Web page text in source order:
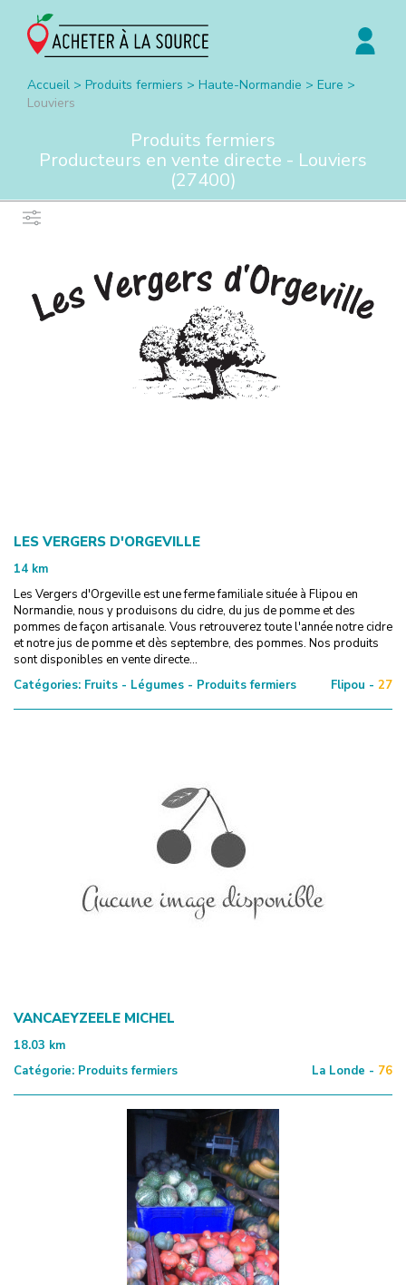
Accueil > Produits fermiers > Haute-Normandie > Eure >
Louviers
Produits fermiers
Producteurs en vente directe - Louviers
(27400)
LES VERGERS D'ORGEVILLE
14 km
Les Vergers d'Orgeville est une ferme familiale située à Flipou en
Normandie, nous y produisons du cidre, du jus de pomme et des
pommes de façon artisanale. Vous retrouverez toute l'année notre cidre
et notre jus de pomme et dès septembre, des pommes. Nos produits
sont disponibles en vente directe...
Catégories: Fruits - Légumes - Produits fermiers Flipou - 27
VANCAEYZEELE MICHEL
18.03 km
Catégorie: Produits fermiers La Londe - 76